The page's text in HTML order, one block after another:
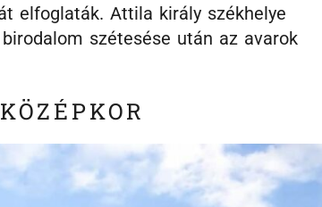
elfoglaták. Attila király székhelye
szétesése után az avarok